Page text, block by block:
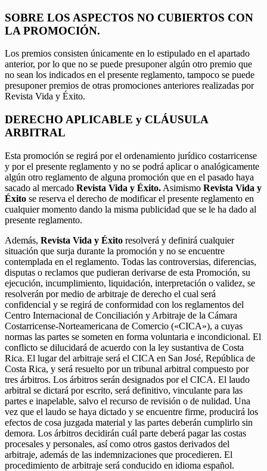
SOBRE LOS ASPECTOS NO CUBIERTOS CON
LA PROMOCIÓN.
Los premios consisten únicamente en lo estipulado en el apartado
anterior, por lo que no se puede presuponer algún otro premio que
no sean los indicados en el presente reglamento, tampoco se puede
presuponer premios de otras promociones anteriores realizadas por
Revista Vida y Éxito.
DERECHO APLICABLE y CLÁUSULA
ARBITRAL
Esta promoción se regirá por el ordenamiento jurídico costarricense
y por el presente reglamento y no se podrá aplicar o analógicamente
algún otro reglamento de alguna promoción que en el pasado haya
sacado al mercado Revista Vida y Éxito. Asimismo Revista Vida y
Éxito se reserva el derecho de modificar el presente reglamento en
cualquier momento dando la misma publicidad que se le ha dado al
presente reglamento.
Además, Revista Vida y Éxito resolverá y definirá cualquier
situación que surja durante la promoción y no se encuentre
contemplada en el reglamento. Todas las controversias, diferencias,
disputas o reclamos que pudieran derivarse de esta Promoción, su
ejecución, incumplimiento, liquidación, interpretación o validez, se
resolverán por medio de arbitraje de derecho el cual será
confidencial y se regirá de conformidad con los reglamentos del
Centro Internacional de Conciliación y Arbitraje de la Cámara
Costarricense-Norteamericana de Comercio («CICA»), a cuyas
normas las partes se someten en forma voluntaria e incondicional. El
conflicto se dilucidará de acuerdo con la ley sustantiva de Costa
Rica. El lugar del arbitraje será el CICA en San José, República de
Costa Rica, y será resuelto por un tribunal arbitral compuesto por
tres árbitros. Los árbitros serán designados por el CICA. El laudo
arbitral se dictará por escrito, será definitivo, vinculante para las
partes e inapelable, salvo el recurso de revisión o de nulidad. Una
vez que el laudo se haya dictado y se encuentre firme, producirá los
efectos de cosa juzgada material y las partes deberán cumplirlo sin
demora. Los árbitros decidirán cuál parte deberá pagar las costas
procesales y personales, así como otros gastos derivados del
arbitraje, además de las indemnizaciones que procedieren. El
procedimiento de arbitraje será conducido en idioma español.